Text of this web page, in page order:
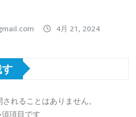
4月 21, 2024
れることはありません。
項目です